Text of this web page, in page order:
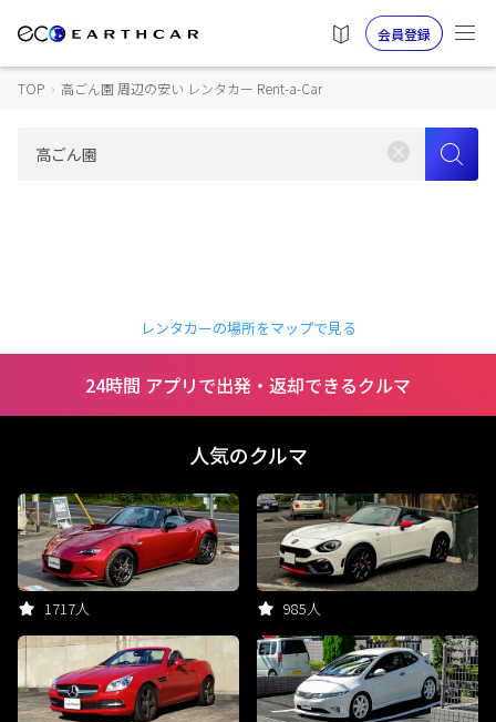
会員登録
TOP › 高ごん園 周辺の安い レンタカー Rent-a-Car
レンタカーの場所をマップで見る
24時間 アプリで出発・返却できるクルマ
人気のクルマ
1717人 985人